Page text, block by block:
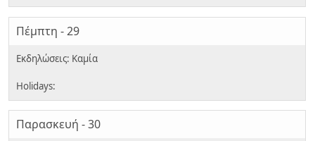
Πέμπτη - 29
Παρασκευή - 30